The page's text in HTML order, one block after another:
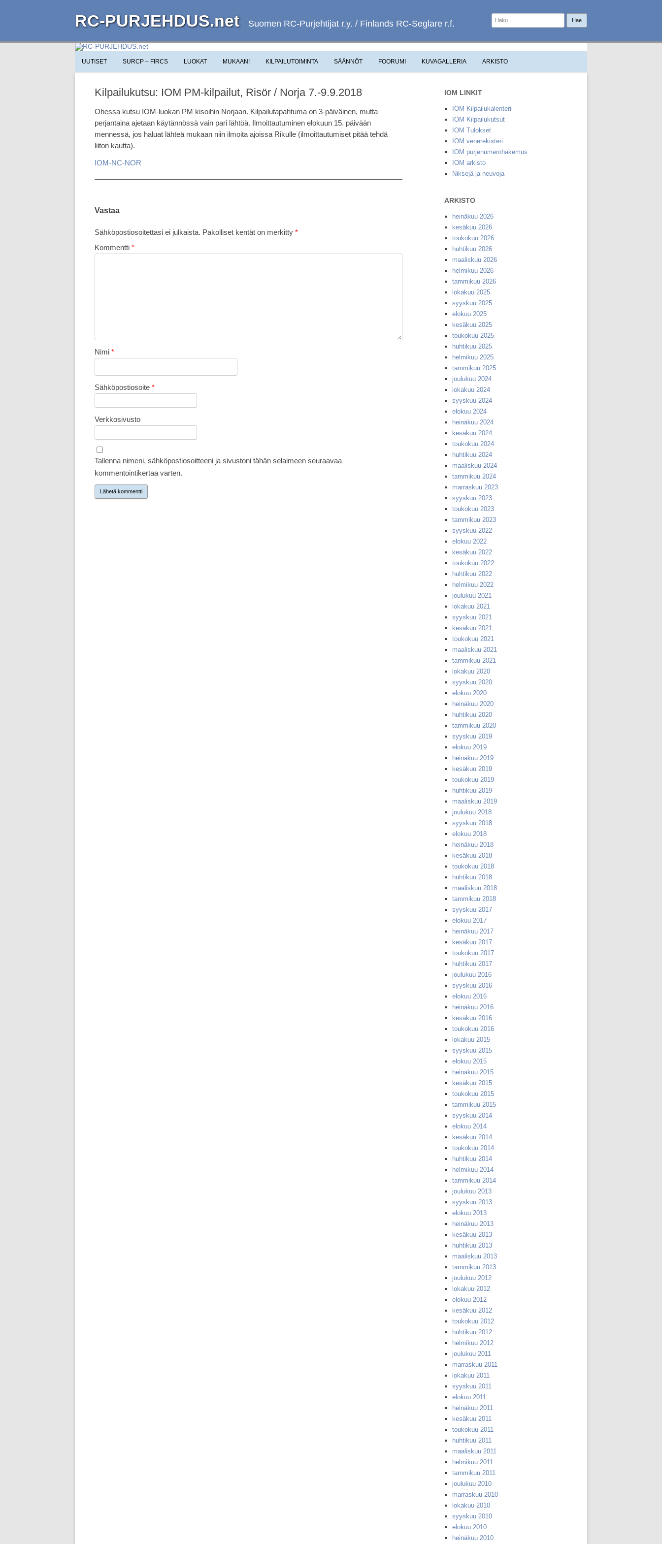
RC-PURJEHDUS.net Suomen RC-Purjehtijat r.y. / Finlands RC-Seglare r.f.
Haku:
UUTISET SURCP – FIRCS LUOKAT MUKAAN! KILPAILUTOIMINTA SÄÄNNÖT FOORUMI KUVAGALLERIA ARKISTO
Kilpailukutsu: IOM PM-kilpailut, Risör / Norja 7.-9.9.2018
Ohessa kutsu IOM-luokan PM kisoihin Norjaan. Kilpailutapahtuma on 3-päiväinen, mutta
perjantaina ajetaan käytännössä vain pari lähtöä. Ilmoittautuminen elokuun 15. päivään
mennessä, jos haluat lähteä mukaan niin ilmoita ajoissa Rikulle (ilmoittautumiset pitää tehdä
liiton kautta).
IOM-NC-NOR
Vastaa
Sähköpostiosoitettasi ei julkaista. Pakolliset kentät on merkitty *
Kommentti *
Nimi *
Sähköpostiosoite *
Verkkosivusto
Tallenna nimeni, sähköpostiosoitteeni ja sivustoni tähän selaimeen seuraavaa
kommentointikertaa varten.
IOM LINKIT
IOM Kilpailukalenteri
IOM Kilpailukutsut
IOM Tulokset
IOM venerekisteri
IOM purjenumerohakemus
IOM arkisto
Niksejä ja neuvoja
ARKISTO
heinäkuu 2026
kesäkuu 2026
toukokuu 2026
huhtikuu 2026
maaliskuu 2026
helmikuu 2026
tammikuu 2026
lokakuu 2025
syyskuu 2025
elokuu 2025
kesäkuu 2025
toukokuu 2025
huhtikuu 2025
helmikuu 2025
tammikuu 2025
joulukuu 2024
lokakuu 2024
syyskuu 2024
elokuu 2024
heinäkuu 2024
kesäkuu 2024
toukokuu 2024
huhtikuu 2024
maaliskuu 2024
tammikuu 2024
marraskuu 2023
syyskuu 2023
toukokuu 2023
tammikuu 2023
syyskuu 2022
elokuu 2022
kesäkuu 2022
toukokuu 2022
huhtikuu 2022
helmikuu 2022
joulukuu 2021
lokakuu 2021
syyskuu 2021
kesäkuu 2021
toukokuu 2021
maaliskuu 2021
tammikuu 2021
lokakuu 2020
syyskuu 2020
elokuu 2020
heinäkuu 2020
huhtikuu 2020
tammikuu 2020
syyskuu 2019
elokuu 2019
heinäkuu 2019
kesäkuu 2019
toukokuu 2019
huhtikuu 2019
maaliskuu 2019
joulukuu 2018
syyskuu 2018
elokuu 2018
heinäkuu 2018
kesäkuu 2018
toukokuu 2018
huhtikuu 2018
maaliskuu 2018
tammikuu 2018
syyskuu 2017
elokuu 2017
heinäkuu 2017
kesäkuu 2017
toukokuu 2017
huhtikuu 2017
joulukuu 2016
syyskuu 2016
elokuu 2016
heinäkuu 2016
kesäkuu 2016
toukokuu 2016
lokakuu 2015
syyskuu 2015
elokuu 2015
heinäkuu 2015
kesäkuu 2015
toukokuu 2015
tammikuu 2015
syyskuu 2014
elokuu 2014
kesäkuu 2014
toukokuu 2014
huhtikuu 2014
helmikuu 2014
tammikuu 2014
joulukuu 2013
syyskuu 2013
elokuu 2013
heinäkuu 2013
kesäkuu 2013
huhtikuu 2013
maaliskuu 2013
tammikuu 2013
joulukuu 2012
lokakuu 2012
elokuu 2012
kesäkuu 2012
toukokuu 2012
huhtikuu 2012
helmikuu 2012
joulukuu 2011
marraskuu 2011
lokakuu 2011
syyskuu 2011
elokuu 2011
heinäkuu 2011
kesäkuu 2011
toukokuu 2011
huhtikuu 2011
maaliskuu 2011
helmikuu 2011
tammikuu 2011
joulukuu 2010
marraskuu 2010
lokakuu 2010
syyskuu 2010
elokuu 2010
heinäkuu 2010